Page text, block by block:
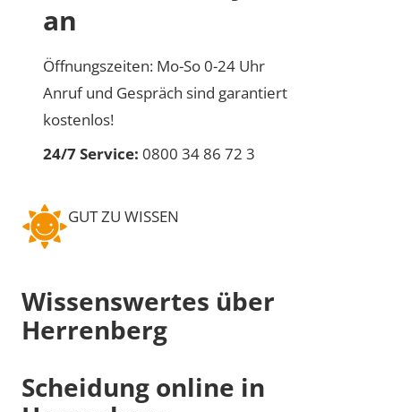
an
Öffnungszeiten: Mo-So 0-24 Uhr
Anruf und Gespräch sind garantiert
kostenlos!
24/7 Service: 0800 34 86 72 3
GUT ZU WISSEN
Wissenswertes über
Herrenberg
Scheidung online in